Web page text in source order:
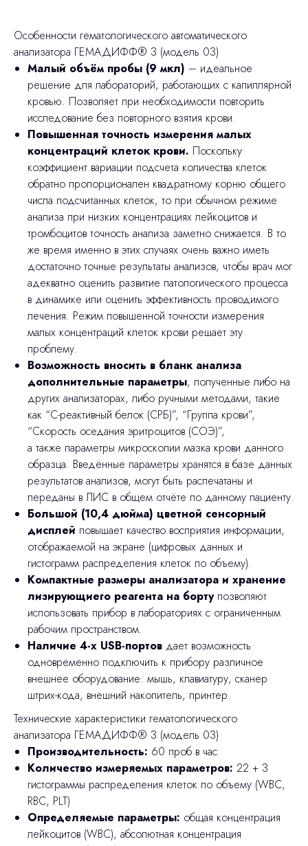
Особенности гематологического автоматического
анализатора ГЕМАДИФФ® 3 (модель 03)
Малый объём пробы (9 мкл) – идеальное
решение для лабораторий, работающих с капиллярной
кровью. Позволяет при необходимости повторить
исследование без повторного взятия крови.
Повышенная точность измерения малых
концентраций клеток крови. Поскольку
коэффициент вариации подсчета количества клеток
обратно пропорционален квадратному корню общего
числа подсчитанных клеток, то при обычном режиме
анализа при низких концентрациях лейкоцитов и
тромбоцитов точность анализа заметно снижается. В то
же время именно в этих случаях очень важно иметь
достаточно точные результаты анализов, чтобы врач мог
адекватно оценить развитие патологического процесса
в динамике или оценить эффективность проводимого
лечения. Режим повышенной точности измерения
малых концентраций клеток крови решает эту
проблему.
Возможность вносить в бланк анализа
дополнительные параметры, полученные либо на
других анализаторах, либо ручными методами, такие
как “С-реактивный белок (СРБ)”, “Группа крови”,
“Скорость оседания эритроцитов (СОЭ)”,
а также параметры микроскопии мазка крови данного
образца. Введённые параметры хранятся в базе данных
результатов анализов, могут быть распечатаны и
переданы в ЛИС в общем отчёте по данному пациенту.
Большой (10,4 дюйма) цветной сенсорный
дисплей повышает качество восприятия информации,
отображаемой на экране (цифровых данных и
гистограмм распределения клеток по объему).
Компактные размеры анализатора и хранение
лизирующиего реагента на борту позволяют
использовать прибор в лабораториях с ограниченным
рабочим пространством.
Наличие 4-х USB-портов дает возможность
одновременно подключить к прибору различное
внешнее оборудование: мышь, клавиатуру, сканер
штрих-кода, внешний накопитель, принтер.
Технические характеристики гематологического
анализатора ГЕМАДИФФ® 3 (модель 03)
Производительность: 60 проб в час
Количество измеряемых параметров: 22 + 3
гистограммы распределения клеток по объему (WBC,
RBC, PLT)
Определяемые параметры: общая концентрация
лейкоцитов (WBC), абсолютная концентрация